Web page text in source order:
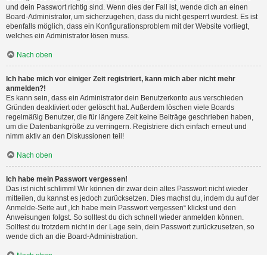
und dein Passwort richtig sind. Wenn dies der Fall ist, wende dich an einen
Board-Administrator, um sicherzugehen, dass du nicht gesperrt wurdest. Es ist
ebenfalls möglich, dass ein Konfigurationsproblem mit der Website vorliegt,
welches ein Administrator lösen muss.
Nach oben
Ich habe mich vor einiger Zeit registriert, kann mich aber nicht mehr
anmelden?!
Es kann sein, dass ein Administrator dein Benutzerkonto aus verschieden
Gründen deaktiviert oder gelöscht hat. Außerdem löschen viele Boards
regelmäßig Benutzer, die für längere Zeit keine Beiträge geschrieben haben,
um die Datenbankgröße zu verringern. Registriere dich einfach erneut und
nimm aktiv an den Diskussionen teil!
Nach oben
Ich habe mein Passwort vergessen!
Das ist nicht schlimm! Wir können dir zwar dein altes Passwort nicht wieder
mitteilen, du kannst es jedoch zurücksetzen. Dies machst du, indem du auf der
Anmelde-Seite auf „Ich habe mein Passwort vergessen“ klickst und den
Anweisungen folgst. So solltest du dich schnell wieder anmelden können.
Solltest du trotzdem nicht in der Lage sein, dein Passwort zurückzusetzen, so
wende dich an die Board-Administration.